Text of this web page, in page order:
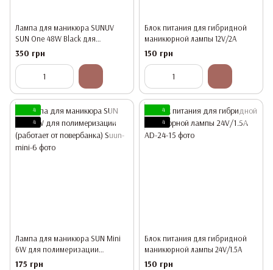
Лампа для маникюра SUNUV
SUN One 48W Black для
полимеризации
350 грн
Блок питания для гибридной
маникюрной лампы 12V/2А
150 грн
4
4
Лампа для маникюра SUN Mini
6W для полимеризации
(работает от повербанка)
175 грн
4
4
Блок питания для гибридной
маникюрной лампы 24V/1.5А
150 грн